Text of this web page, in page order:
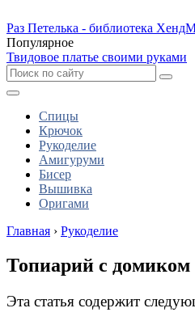
Раз Петелька - библиотека
Популярное
Твидовое платье своими руками
Спицы
Крючок
Рукоделие
Амигуруми
Бисер
Вышивка
Оригами
Главная › Рукоделие
Топиарий с домиком
Эта статья содержит